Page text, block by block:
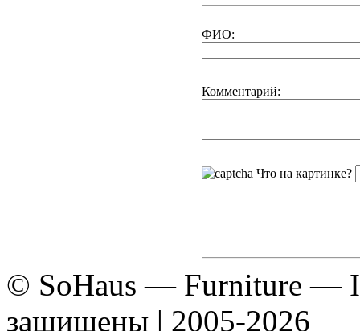
ФИО:
Комментарий:
Что на картинке?
© SoHaus — Furniture —
защищены | 2005-2026